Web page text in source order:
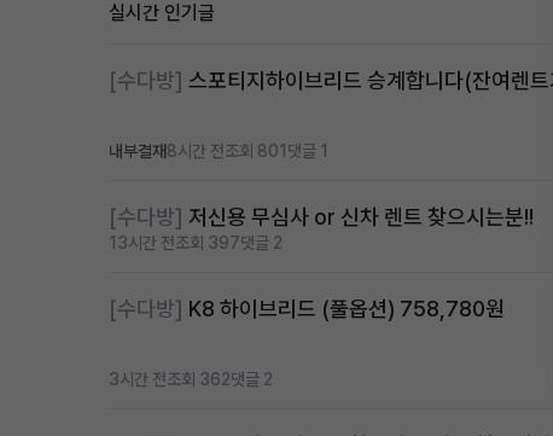
실시간 인기글
[수다방]
내부결재8시간 전조회 801 댓글 1
[수다방] 저신용 무심사 or 신차 렌트 찾으시는분!!
13시간 전조회 397댓글 2
[수다방] K8 하이브리드 (풀옵션) 758,780원
3시간 전조회 362댓글 2